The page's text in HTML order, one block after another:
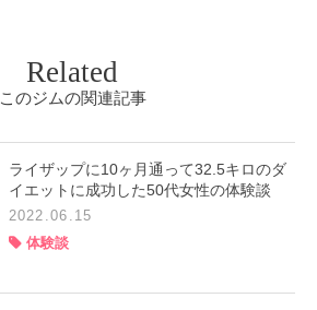
Related
このジムの関連記事
ライザップに10ヶ月通って32.5キロのダ
イエットに成功した50代女性の体験談
2022.06.15
体験談